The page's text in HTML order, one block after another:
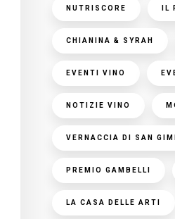
NUTRISCORE IL
CHIANINA & SYRAH
EVENTI VINO
NOTIZIE VINO
VERNACCIA DI SAN
PREMIO GAMBELLI
LA CASA DELLE ARTI